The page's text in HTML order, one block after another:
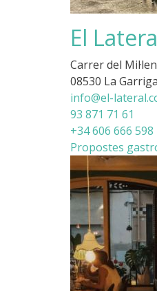
El
Carrer del
08530 La
info@el-
93 871 71 61
+34 606 666 598
Propostes